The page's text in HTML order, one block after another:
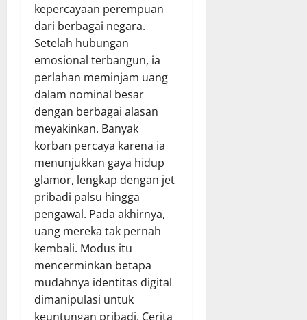
kepercayaan perempuan
dari berbagai negara.
Setelah hubungan
emosional terbangun, ia
perlahan meminjam uang
dalam nominal besar
dengan berbagai alasan
meyakinkan. Banyak
korban percaya karena ia
menunjukkan gaya hidup
glamor, lengkap dengan jet
pribadi palsu hingga
pengawal. Pada akhirnya,
uang mereka tak pernah
kembali. Modus itu
mencerminkan betapa
mudahnya identitas digital
dimanipulasi untuk
keuntungan pribadi. Cerita